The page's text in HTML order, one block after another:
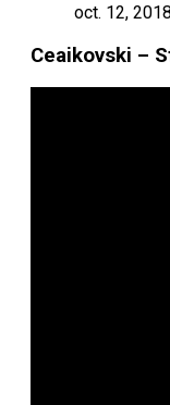
oct. 12, 2018
Ceaikovski –